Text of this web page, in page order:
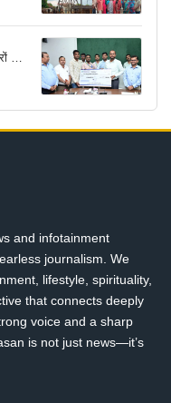
का
and infotainment
journalism. We
lifestyle, spirituality,
that connects deeply
voice and a sharp
is not just news—it’s